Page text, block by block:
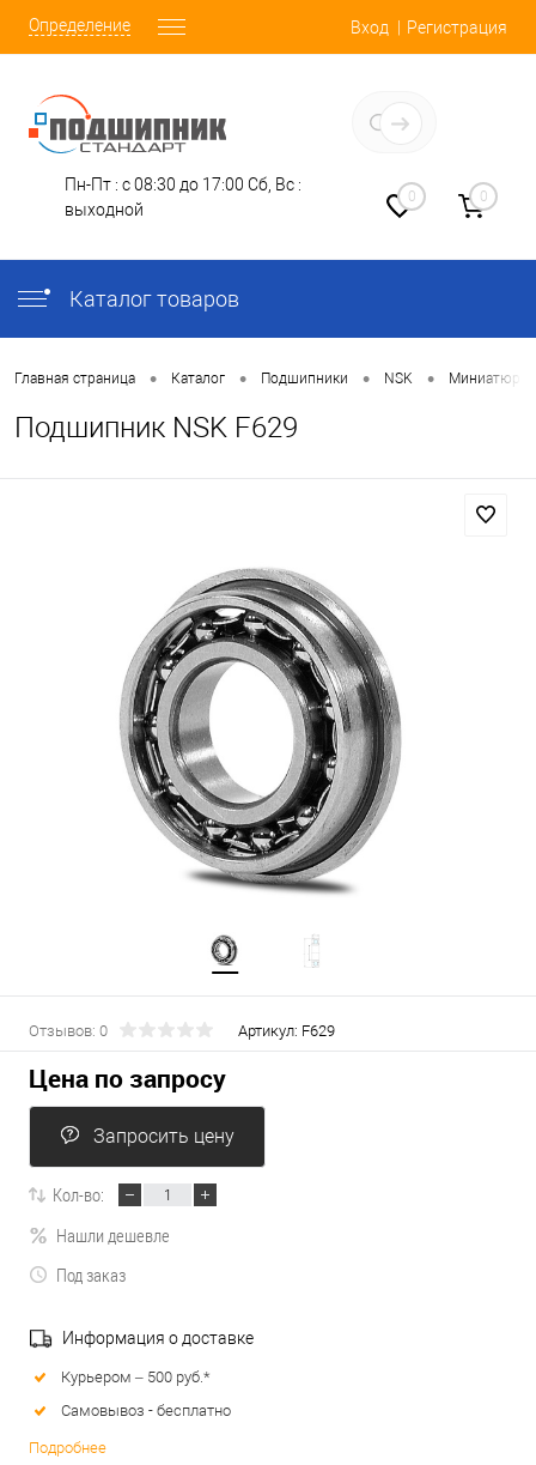
Определение Вход Регистрация
Пн-Пт : с 08:30 до 17:00 Сб, Вс :
выходной
0 0
Каталог товаров
Главная страница • Каталог • Подшипники • NSK •
Подшипник NSK F629
Отзывов: 0 Артикул: F629
Цена по запросу
Запросить цену
Кол-во:
Нашли дешевле
Под заказ
Информация о доставке
Курьером – 500 руб.*
Самовывоз - бесплатно
Подробнее